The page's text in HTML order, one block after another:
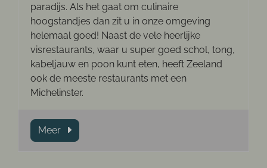
paradijs. Als het gaat om culinaire
hoogstandjes dan zit u in onze omgeving
helemaal goed! Naast de vele heerlijke
visrestaurants, waar u super goed schol, tong,
kabeljauw en poon kunt eten, heeft Zeeland
ook de meeste restaurants met een
Michelinster.
Meer